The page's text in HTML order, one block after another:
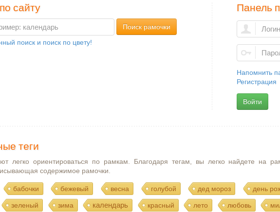
сайту
Поиск рамочки
поиск и поиск по цвету!
Панель
Напомнить
Регистрация
Войти
теги
легко ориентироваться по рамкам. Благодаря тегам, вы легко найдете на
содержимое рамочки.
бабочки бежевый весна голубой дед мороз день
зеленый зима календарь красный лето любовь